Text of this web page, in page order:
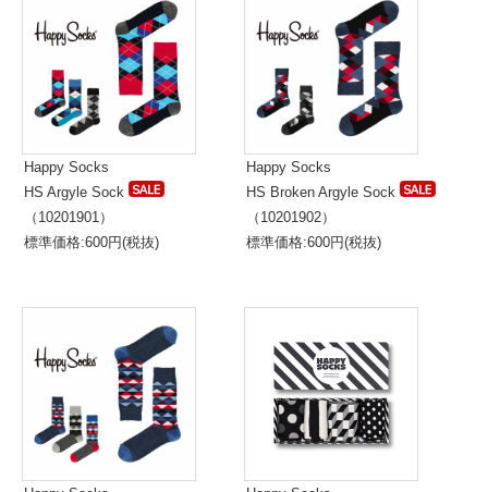
Happy Socks
HS Argyle Sock
（10201901）
標準価格:600円(税抜)
Happy Socks
HS Broken Argyle Sock
（10201902）
標準価格:600円(税抜)